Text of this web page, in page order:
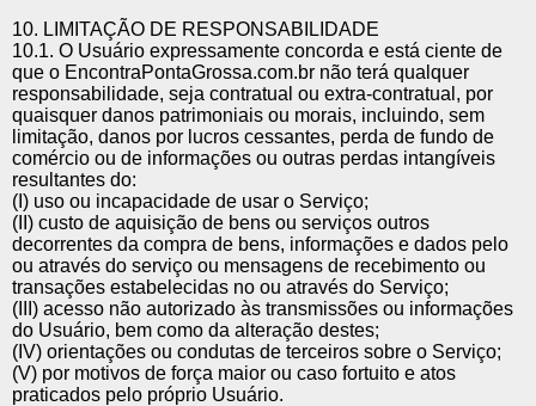
10. LIMITAÇÃO DE RESPONSABILIDADE
10.1. O Usuário expressamente concorda e está ciente de
que o EncontraPontaGrossa.com.br não terá qualquer
responsabilidade, seja contratual ou extra-contratual, por
quaisquer danos patrimoniais ou morais, incluindo, sem
limitação, danos por lucros cessantes, perda de fundo de
comércio ou de informações ou outras perdas intangíveis
resultantes do:
(I) uso ou incapacidade de usar o Serviço;
(II) custo de aquisição de bens ou serviços outros
decorrentes da compra de bens, informações e dados pelo
ou através do serviço ou mensagens de recebimento ou
transações estabelecidas no ou através do Serviço;
(III) acesso não autorizado às transmissões ou informações
do Usuário, bem como da alteração destes;
(IV) orientações ou condutas de terceiros sobre o Serviço;
(V) por motivos de força maior ou caso fortuito e atos
praticados pelo próprio Usuário.